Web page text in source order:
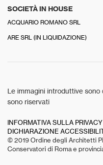
SOCIETÀ IN HOUSE
ACQUARIO ROMANO SRL
ARE SRL (IN LIQUIDAZIONE)
Le immagini introduttive sono
sono riservati
INFORMATIVA SULLA PRIVACY
DICHIARAZIONE
© 2019 Ordine degli Architetti
Conservatori di Roma e